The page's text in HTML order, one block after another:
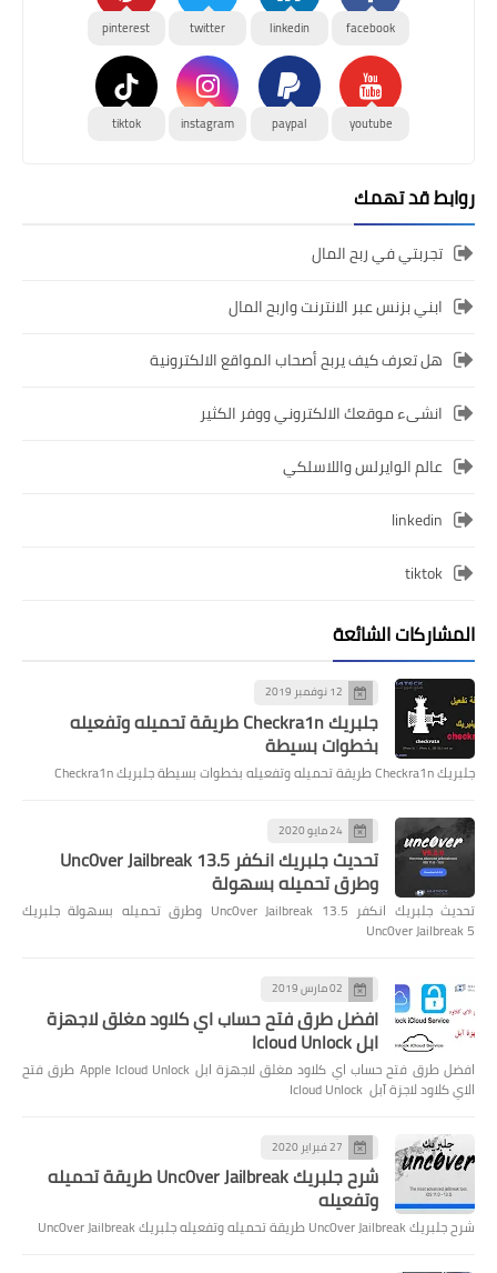
facebook
linkedin
twitter
pinterest
youtube
paypal
instagram
tiktok
روابط قد تهمك
تجربتي في ربح المال
ابني بزنس عبر الانترنت واربح المال
هل تعرف كيف يربح أصحاب المواقع الالكترونية
انشىء موقعك الالكتروني ووفر الكثير
عالم الوايرلس واللاسلكي
linkedin
tiktok
المشاركات الشائعة
12 نوفمبر 2019
جلبريك Checkra1n طريقة تحميله وتفعيله
بخطوات بسيطة
جلبريك Checkra1n طريقة تحميله وتفعيله بخطوات بسيطة جلبريك Checkra1n
24 مايو 2020
تحديث جلبريك انكفر Unc0ver Jailbreak 13.5
وطرق تحميله بسهولة
تحديث جلبريك انكفر Unc0ver Jailbreak 13.5 وطرق تحميله بسهولة جلبريك
Unc0ver Jailbreak 5
02 مارس 2019
افضل طرق فتح حساب اي كلاود مغلق لاجهزة
ابل Icloud Unlock
افضل طرق فتح حساب اي كلاود مغلق لاجهزة ابل Apple Icloud Unlock طرق فتح
الاي كلاود لاجزة آبل Icloud Unlock
27 فبراير 2020
شرح جلبريك Unc0ver Jailbreak طريقة تحميله
وتفعيله
شرح جلبريك Unc0ver Jailbreak طريقة تحميله وتفعيله جلبريك Unc0ver Jailbreak